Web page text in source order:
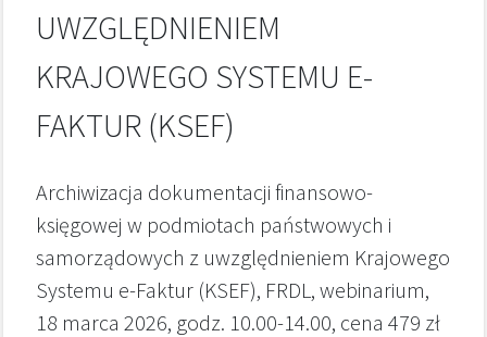
UWZGLĘDNIENIEM
KRAJOWEGO SYSTEMU E-
FAKTUR (KSEF)
Archiwizacja dokumentacji finansowo-
księgowej w podmiotach państwowych i
samorządowych z uwzględnieniem Krajowego
Systemu e-Faktur (KSEF), FRDL, webinarium,
18 marca 2026, godz. 10.00-14.00, cena 479 zł